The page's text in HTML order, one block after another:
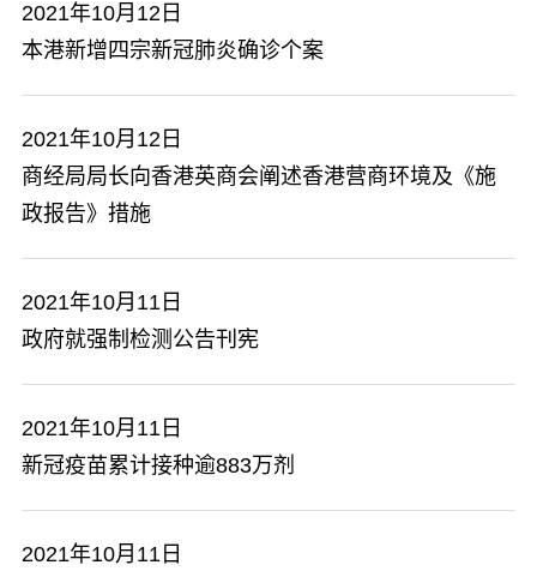
2021年10月12日
本港新增四宗新冠肺炎确诊个案
2021年10月12日
商经局局长向香港英商会阐述香港营商环境及《施
政报告》措施
2021年10月11日
政府就强制检测公告刊宪
2021年10月11日
新冠疫苗累计接种逾883万剂
2021年10月11日